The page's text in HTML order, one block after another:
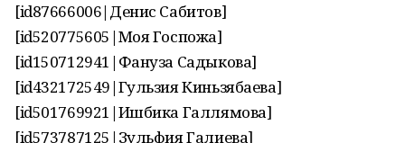
[id87666006|Денис Сабитов]
[id520775605|Моя Госпожа]
[id150712941|Фануза Садыкова]
[id432172549|Гульзия Киньзябаева]
[id501769921|Ишбика Галлямова]
[id573787125|Зульфия Галиева]